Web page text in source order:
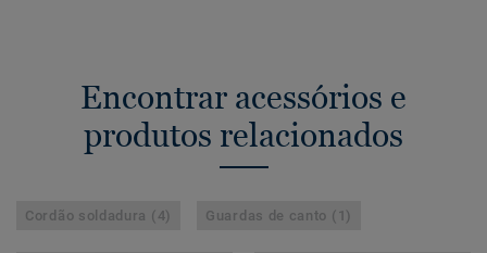
Encontrar acessórios e
produtos relacionados
Cordão soldadura (4) Guardas de canto (1)